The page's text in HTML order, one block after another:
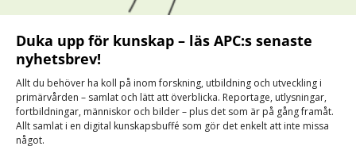
Duka upp för kunskap – läs APC:s senaste
nyhetsbrev!
Allt du behöver ha koll på inom forskning, utbildning och utveckling i
primärvården – samlat och lätt att överblicka. Reportage, utlysningar,
fortbildningar, människor och bilder – plus det som är på gång framåt.
Allt samlat i en digital kunskapsbuffé som gör det enkelt att inte missa
något.